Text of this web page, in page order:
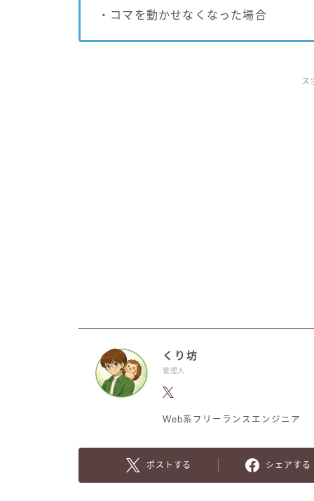
・コマを動かせなくなった場合
ス
くり坊
管理人
Web系フリーランスエンジニア
ポストする シェアする